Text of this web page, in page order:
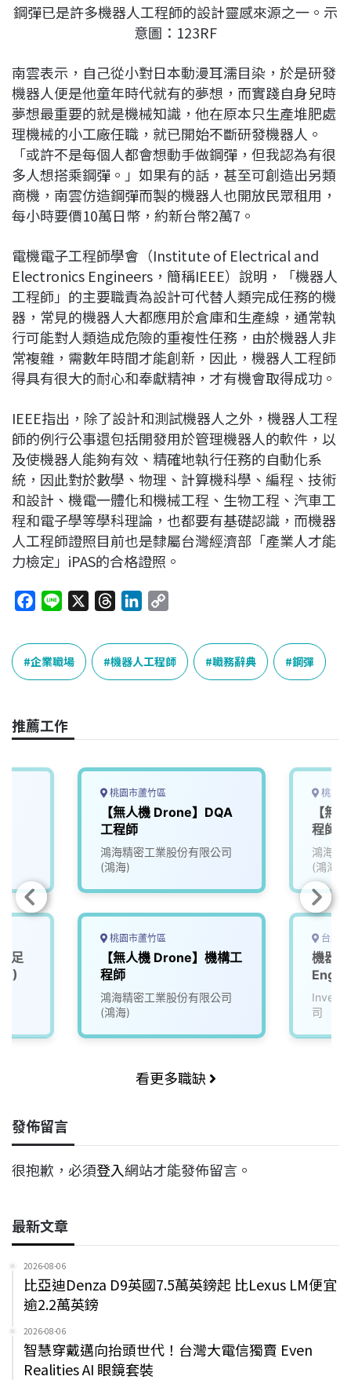
鋼彈已是許多機器人工程師的設計靈感來源之一。示
意圖：123RF
南雲表示，自己從小對日本動漫耳濡目染，於是研發
機器人便是他童年時代就有的夢想，而實踐自身兒時
夢想最重要的就是機械知識，他在原本只生產堆肥處
理機械的小工廠任職，就已開始不斷研發機器人。
「或許不是每個人都會想動手做鋼彈，但我認為有很
多人想搭乘鋼彈。」如果有的話，甚至可創造出另類
商機，南雲仿造鋼彈而製的機器人也開放民眾租用，
每小時要價10萬日幣，約新台幣2萬7。
電機電子工程師學會（Institute of Electrical and
Electronics Engineers，簡稱IEEE）說明，「機器人
工程師」的主要職責為設計可代替人類完成任務的機
器，常見的機器人大都應用於倉庫和生產線，通常執
行可能對人類造成危險的重複性任務，由於機器人非
常複雜，需數年時間才能創新，因此，機器人工程師
得具有很大的耐心和奉獻精神，才有機會取得成功。
IEEE指出，除了設計和測試機器人之外，機器人工程
師的例行公事還包括開發用於管理機器人的軟件，以
及使機器人能夠有效、精確地執行任務的自動化系
統，因此對於數學、物理、計算機科學、編程、技術
和設計、機電一體化和機械工程、生物工程、汽車工
程和電子學等學科理論，也都要有基礎認識，而機器
人工程師證照目前也是隸屬台灣經濟部「產業人才能
力檢定」iPAS的合格證照。
c
e
b
o
k
n
e
r
e
a
n
k
e
n
p
y
L
k
企業職場 機器人工程師 職務辭典 鋼彈
推薦工作
足
桃園市蘆竹區
【無人機 Drone】DQA
工程師
鴻海精密工業股份有限公司
(鴻海)
桃園市蘆竹區
【無人機 Drone】機構工
程師
鴻海精密工業股份有限公司
(鴻海)
桃園
【無
程師
鴻海精
(鴻海)
台北
機器
司
看更多職缺
發佈留言
很抱歉，必須登入網站才能發佈留言。
最新文章
2026-08-06
比亞迪Denza D9英國7.5萬英鎊起 比Lexus LM便宜
逾2.2萬英鎊
2026-08-06
智慧穿戴邁向抬頭世代！台灣大電信獨賣 Even
Realities AI 眼鏡套裝